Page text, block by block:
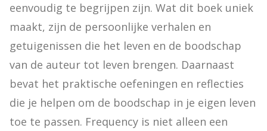
eenvoudig te begrijpen zijn. Wat dit boek uniek
maakt, zijn de persoonlijke verhalen en
getuigenissen die het leven en de boodschap
van de auteur tot leven brengen. Daarnaast
bevat het praktische oefeningen en reflecties
die je helpen om de boodschap in je eigen leven
toe te passen. Frequency is niet alleen een